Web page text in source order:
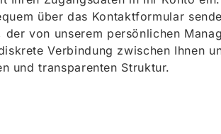
über das Kontaktformular
von unserem persönlichen
Verbindung zwischen Ihnen
und transparenten Struktur.